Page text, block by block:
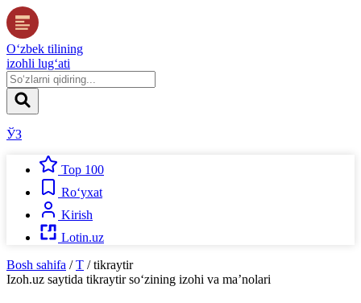
O‘zbek tilining
izohli lug‘ati
ЎЗ
Top 100
Ro‘yxat
Kirish
Lotin.uz
Bosh sahifa / T / tikraytir
Izoh.uz saytida tikraytirso‘zining izohi va ma’nolari